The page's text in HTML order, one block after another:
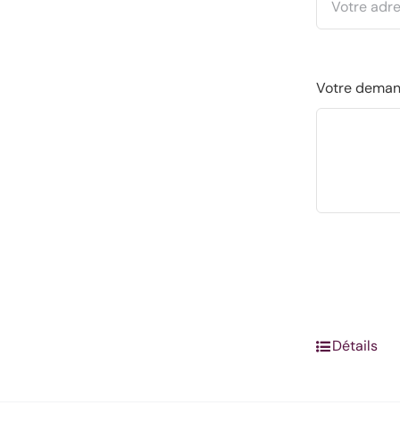
Votre
Détails